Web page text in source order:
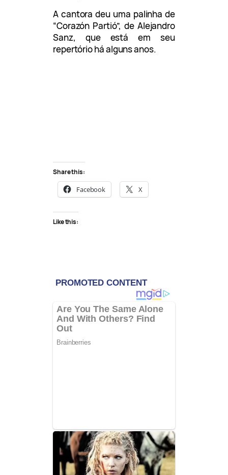
A cantora deu uma palinha de
“Corazón Partió”, de Alejandro
Sanz, que está em seu
repertório há alguns anos.
Share this:
Facebook X
Like this: